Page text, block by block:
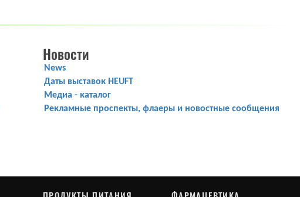
Новости
News
Даты выставок HEUFT
Медиа - каталог
Рекламные проспекты, флаеры и новостные сообщения